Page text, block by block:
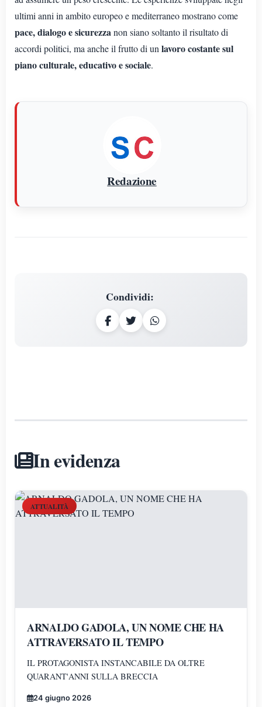
ultimi anni in ambito europeo e mediterraneo mostrano come
pace, dialogo e sicurezzanon siano soltanto il risultato di
accordi politici, ma anche il frutto di un lavoro costante sul
piano culturale, educativo e sociale.
Redazione
Condividi:
In evidenza
ATTUALITÀ
ARNALDO GADOLA, UN NOME CHE HA
ATTRAVERSATO IL TEMPO
IL PROTAGONISTA INSTANCABILE DA OLTRE
QUARANT'ANNI SULLA BRECCIA
24 giugno 2026